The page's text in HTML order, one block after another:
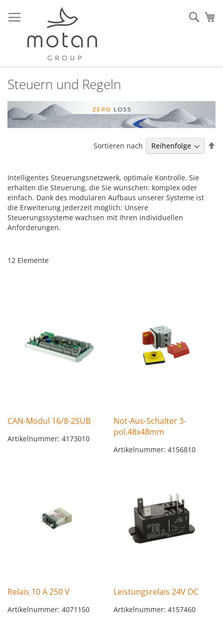
Inhalt
springen
Steuern und Regeln
Intelligentes Steuerungsnetzwerk, optimale Kontrolle. Sie
erhalten die Steuerung, die Sie wünschen: komplex oder
einfach. Dank des modularen Aufbaus unserer Systeme ist
die Erweiterung jederzeit möglich: Unsere
Steuerungssysteme wachsen mit Ihren individuellen
Anforderungen.
12 Elemente
Sortieren nach
CAN-Modul 16/8-2SUB
Artikelnummer: 4173010
Not-Aus-Schalter 3-
pol.48x48mm
Artikelnummer: 4156810
Relais 10 A 250 V
Artikelnummer: 4071150
Leistungsrelais 24V DC
Artikelnummer: 4157460